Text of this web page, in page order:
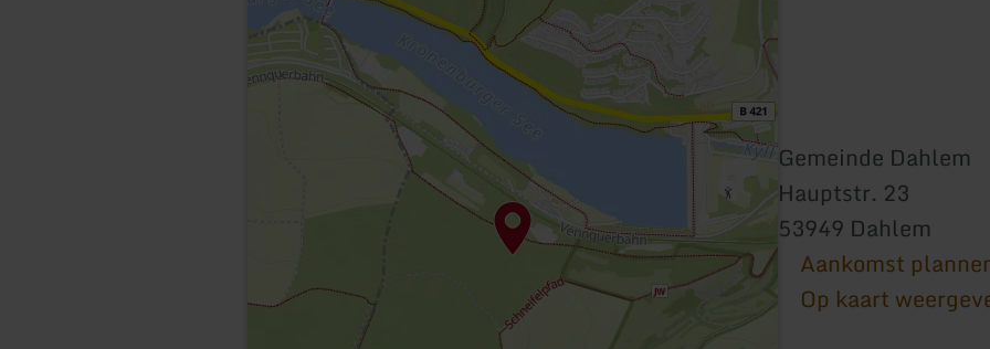
Gemeinde Dahlem
Hauptstr. 23
53949 Dahlem
Aankomst
Op kaart